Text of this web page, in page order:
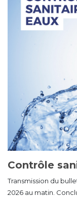
Contrôle
Transmission du
2026 au matin.